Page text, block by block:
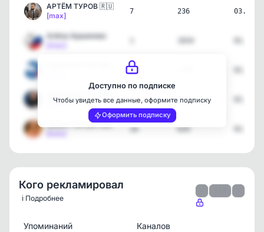
АРТЁМ ТУРОВ 🇷🇺
[max]
7 236
Алёна Аршинова
4
[max]
9 2586
Дарья Лантратова
10 629
Доступно по подписке
Чтобы увидеть все данные, оформите подписку
Оформить подписку
Кого рекламировал
ℹ️ Подробнее
Упоминаний Каналов